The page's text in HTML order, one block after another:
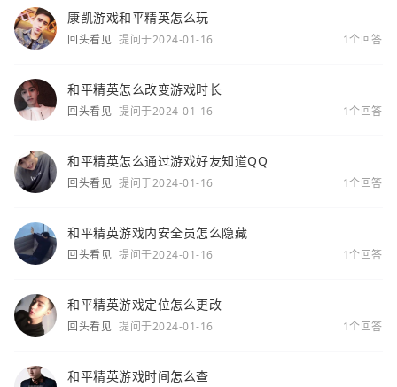
康凯游戏和平精英怎么玩
回头看见 提问于2024-01-16 1个回答
和平精英怎么改变游戏时长
回头看见 提问于2024-01-16 1个回答
和平精英怎么通过游戏好友知道QQ
回头看见 提问于2024-01-16 1个回答
和平精英游戏内安全员怎么隐藏
回头看见 提问于2024-01-16 1个回答
和平精英游戏定位怎么更改
回头看见 提问于2024-01-16 1个回答
和平精英游戏时间怎么查